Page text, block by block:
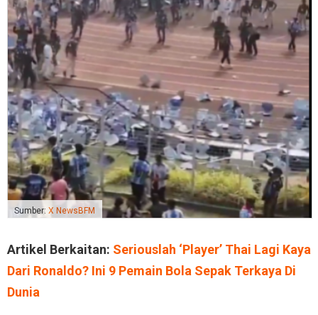
Sumber: X NewsBFM
Artikel Berkaitan: Seriouslah ‘Player’ Thai Lagi Kaya
Dari Ronaldo? Ini 9 Pemain Bola Sepak Terkaya Di
Dunia